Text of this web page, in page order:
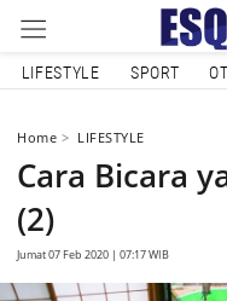
LIFESTYLE SPORT
Home LIFESTYLE
Cara Bicara
(2)
Jumat 07 Feb 2020 | 07:17 WIB